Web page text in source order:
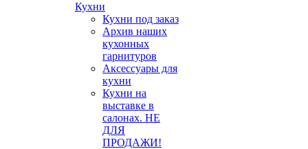
Кухни
Кухни под заказ
Архив наших
кухонных
гарнитуров
Аксессуары для
кухни
Кухни на
выставке в
салонах. НЕ
ДЛЯ
ПРОДАЖИ!